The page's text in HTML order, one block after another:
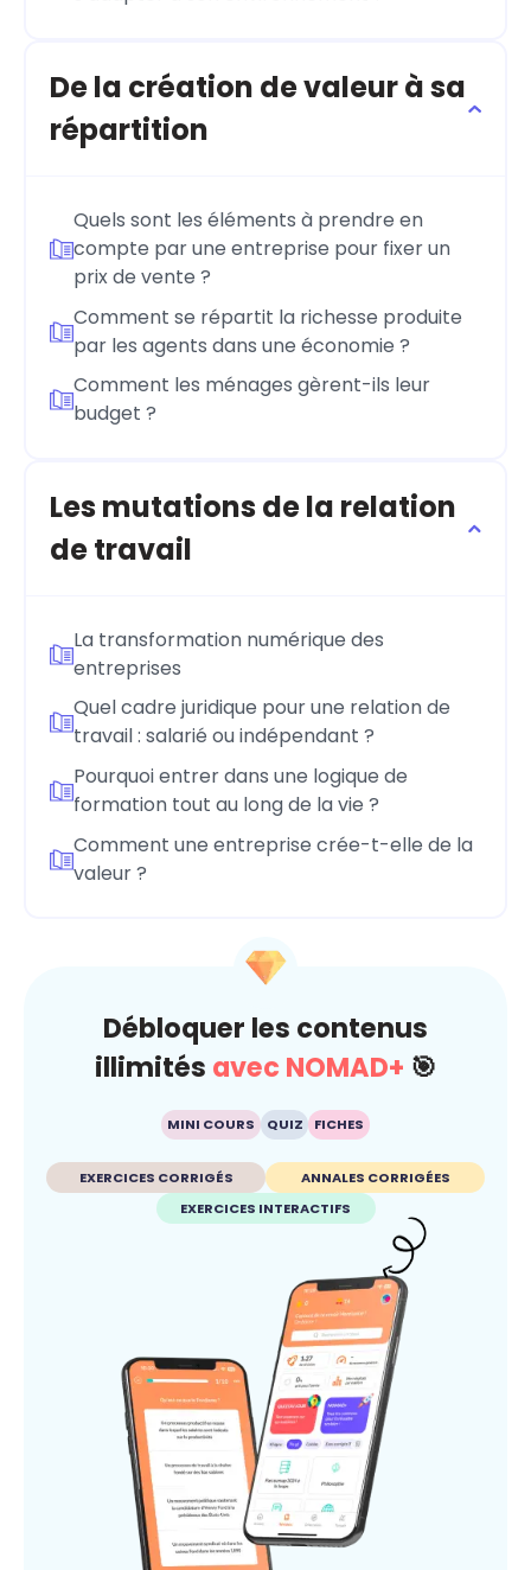
De la création de valeur à sa
répartition
Quels sont les éléments à prendre en
compte par une entreprise pour fixer un
prix de vente ?
Comment se répartit la richesse produite
par les agents dans une économie ?
Comment les ménages gèrent-ils leur
budget ?
Les mutations de la relation
de travail
La transformation numérique des
entreprises
Quel cadre juridique pour une relation de
travail : salarié ou indépendant ?
Pourquoi entrer dans une logique de
formation tout au long de la vie ?
Comment une entreprise crée-t-elle de la
valeur ?
Débloquer les contenus
illimités avec NOMAD+ 🎯
MINI COURS QUIZ FICHES
EXERCICES CORRIGÉS
ANNALES CORRIGÉES
EXERCICES INTERACTIFS